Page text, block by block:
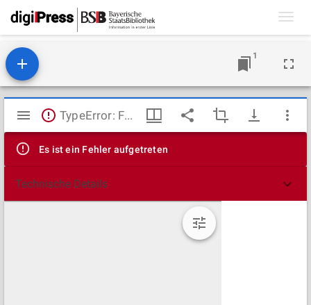
1
Mirador
Viewer
TypeError: Failed to fetch
Es ist ein Fehler aufgetreten
Technische Details